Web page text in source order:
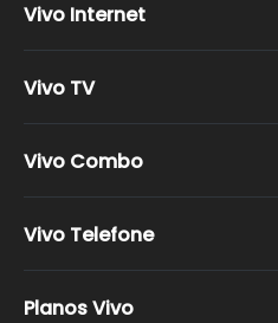
Vivo Internet
Vivo Fibra
Vivo TV
Vivo TV Ultra HD
Vivo TV Full HD
Vivo Combo
Vivo Telefone
Planos Vivo